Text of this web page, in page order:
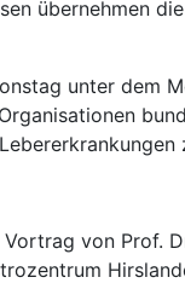
übernehmen
unter dem
von Prof.